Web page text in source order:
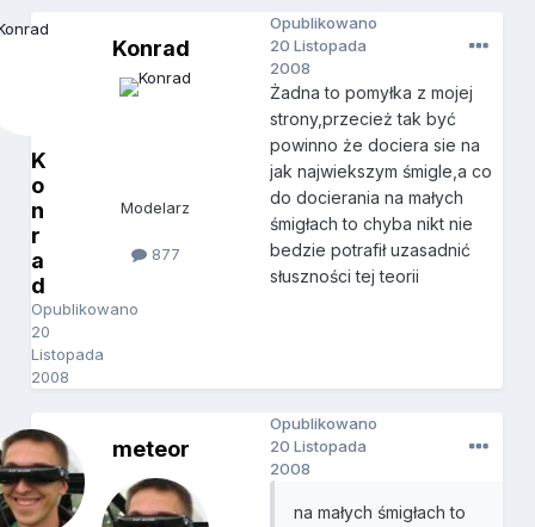
K
o
n
r
a
d
Opublikowano
20
Listopada
2008
Konrad
Modelarz
877
Opublikowano
20 Listopada
2008
Żadna to pomyłka z mojej
strony,przecież tak być
powinno że dociera sie na
jak najwiekszym śmigle,a co
do docierania na małych
śmigłach to chyba nikt nie
bedzie potrafił uzasadnić
słuszności tej teorii
meteor
Opublikowano
20 Listopada
2008
na małych śmigłach to